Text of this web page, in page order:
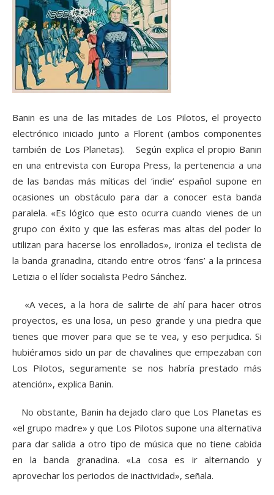
Banin es una de las mitades de Los Pilotos, el proyecto
electrónico iniciado junto a Florent (ambos componentes
también de Los Planetas). Según explica el propio Banin
en una entrevista con Europa Press, la pertenencia a una
de las bandas más míticas del ‘indie’ español supone en
ocasiones un obstáculo para dar a conocer esta banda
paralela. «Es lógico que esto ocurra cuando vienes de un
grupo con éxito y que las esferas mas altas del poder lo
utilizan para hacerse los enrollados», ironiza el teclista de
la banda granadina, citando entre otros ‘fans’ a la princesa
Letizia o el líder socialista Pedro Sánchez.
«A veces, a la hora de salirte de ahí para hacer otros
proyectos, es una losa, un peso grande y una piedra que
tienes que mover para que se te vea, y eso perjudica. Si
hubiéramos sido un par de chavalines que empezaban con
Los Pilotos, seguramente se nos habría prestado más
atención», explica Banin.
No obstante, Banin ha dejado claro que Los Planetas es
«el grupo madre» y que Los Pilotos supone una alternativa
para dar salida a otro tipo de música que no tiene cabida
en la banda granadina. «La cosa es ir alternando y
aprovechar los periodos de inactividad», señala.